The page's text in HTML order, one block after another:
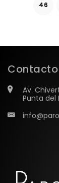
46
Contacto
Av.
Punta del